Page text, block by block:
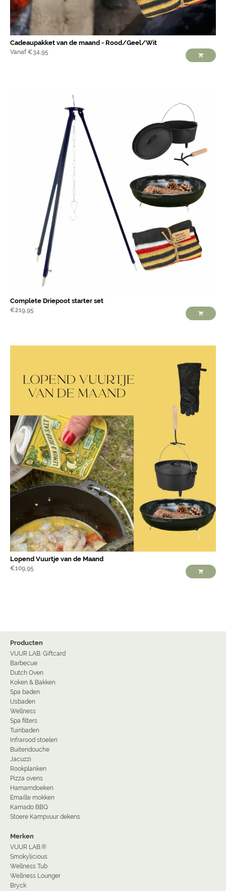
Cadeaupakket van de maand - Rood/Geel/Wit
Vanaf €34,95
Complete Driepoot starter set
€219,95
Lopend Vuurtje van de Maand
€109,95
Producten
VUUR LAB. Giftcard
Barbecue
Dutch Oven
Koken & Bakken
Spa baden
IJsbaden
Wellness
Spa filters
Tuinbaden
Infrarood stoelen
Buitendouche
Jacuzzi
Rookplanken
Pizza ovens
Hamamdoeken
Emaille mokken
Kamado BBQ
Stoere Kampvuur dekens
Merken
VUUR LAB.®
Smokylicious
Wellness Tub
Wellness Lounger
Bryck